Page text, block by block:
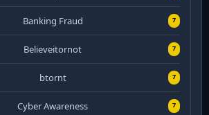
Banking Fraud 7
Believeitornot 7
btornt 7
Cyber Awareness 7